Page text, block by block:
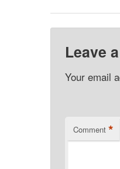
Leave
Your email
Comment *